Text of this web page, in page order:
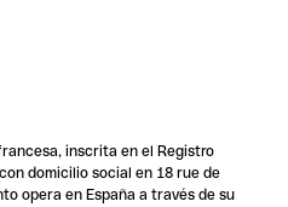
inscrita en el Registro
domicilio social en 18 rue de
opera en España a través de su